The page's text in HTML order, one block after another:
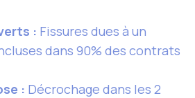
: Fissures dues à un
dans 90% des contrats
: Décrochage dans les 2